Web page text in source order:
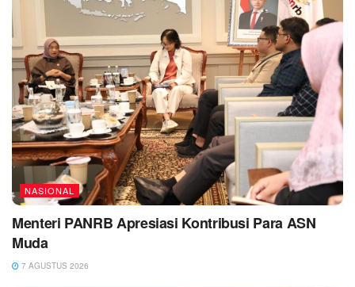
NASIONAL
Menteri PANRB Apresiasi Kontribusi Para ASN
Muda
7 AGUSTUS 2026